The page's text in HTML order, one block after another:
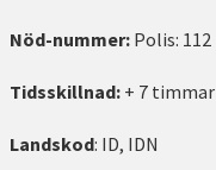
Nöd-nummer: Polis: 112
Tidsskillnad: + 7 timmar
Landskod: ID, IDN